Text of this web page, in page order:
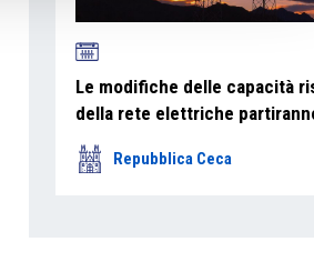
Le modifiche delle capacità
della rete elettriche
Repubblica Ceca